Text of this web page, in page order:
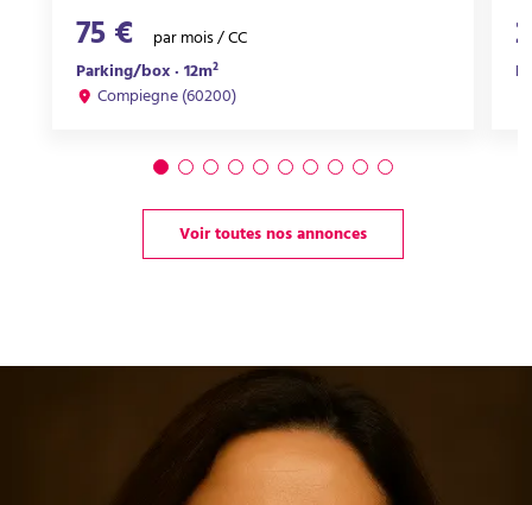
75 €
par mois / CC
Parking/box · 12m²
Compiegne (60200)
Voir toutes nos annonces